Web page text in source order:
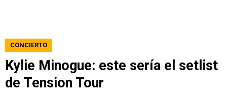
CONCIERTO
Kylie Minogue: este sería el setlist
de Tension Tour